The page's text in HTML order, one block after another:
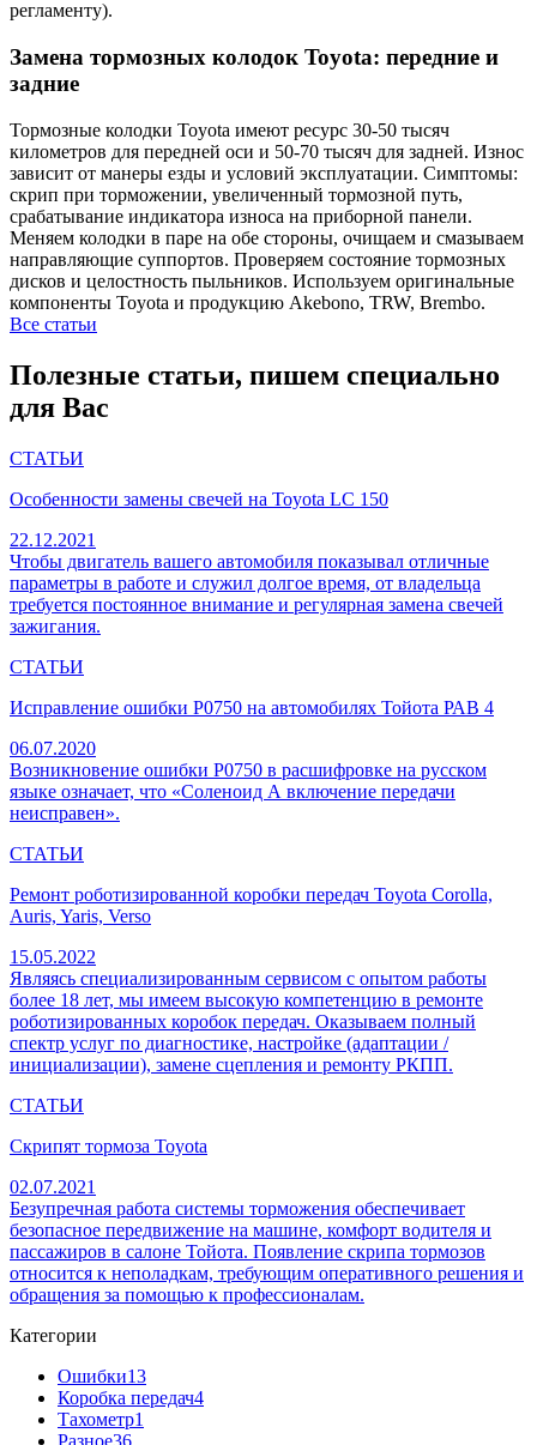
регламенту).
Замена тормозных колодок Toyota: передние и
задние
Тормозные колодки Toyota имеют ресурс 30-50 тысяч
километров для передней оси и 50-70 тысяч для задней. Износ
зависит от манеры езды и условий эксплуатации. Симптомы:
скрип при торможении, увеличенный тормозной путь,
срабатывание индикатора износа на приборной панели.
Меняем колодки в паре на обе стороны, очищаем и смазываем
направляющие суппортов. Проверяем состояние тормозных
дисков и целостность пыльников. Используем оригинальные
компоненты Toyota и продукцию Akebono, TRW, Brembo.
Все статьи
Полезные статьи, пишем специально
для Вас
СТАТЬИ
Особенности замены свечей на Toyota LC 150
22.12.2021
Чтобы двигатель вашего автомобиля показывал отличные
параметры в работе и служил долгое время, от владельца
требуется постоянное внимание и регулярная замена свечей
зажигания.
СТАТЬИ
Исправление ошибки P0750 на автомобилях Тойота РАВ 4
06.07.2020
Возникновение ошибки P0750 в расшифровке на русском
языке означает, что «Соленоид А включение передачи
неисправен».
СТАТЬИ
Ремонт роботизированной коробки передач Toyota Corolla,
Auris, Yaris, Verso
15.05.2022
Являясь специализированным сервисом с опытом работы
более 18 лет, мы имеем высокую компетенцию в ремонте
роботизированных коробок передач. Оказываем полный
спектр услуг по диагностике, настройке (адаптации /
инициализации), замене сцепления и ремонту РКПП.
СТАТЬИ
Скрипят тормоза Toyota
02.07.2021
Безупречная работа системы торможения обеспечивает
безопасное передвижение на машине, комфорт водителя и
пассажиров в салоне Тойота. Появление скрипа тормозов
относится к неполадкам, требующим оперативного решения и
обращения за помощью к профессионалам.
Категории
Ошибки13
Коробка передач4
Тахометр1
Разное36